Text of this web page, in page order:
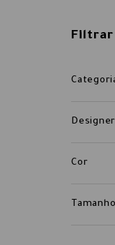
Filtrar
Designer
Cor
Tamanho